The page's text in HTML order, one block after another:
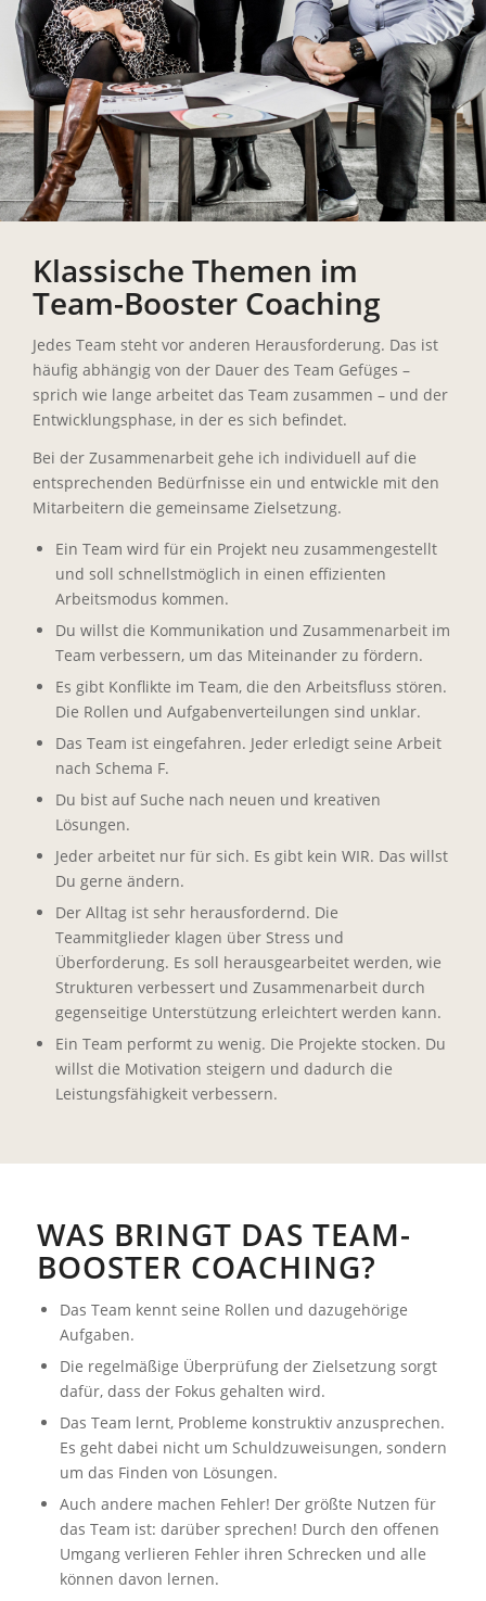
Klassische Themen im
Team-Booster Coaching
Jedes Team steht vor anderen Herausforderung. Das ist
häufig abhängig von der Dauer des Team Gefüges –
sprich wie lange arbeitet das Team zusammen – und der
Entwicklungsphase, in der es sich befindet.
Bei der Zusammenarbeit gehe ich individuell auf die
entsprechenden Bedürfnisse ein und entwickle mit den
Mitarbeitern die gemeinsame Zielsetzung.
Ein Team wird für ein Projekt neu zusammengestellt
und soll schnellstmöglich in einen effizienten
Arbeitsmodus kommen.
Du willst die Kommunikation und Zusammenarbeit im
Team verbessern, um das Miteinander zu fördern.
Es gibt Konflikte im Team, die den Arbeitsfluss stören.
Die Rollen und Aufgabenverteilungen sind unklar.
Das Team ist eingefahren. Jeder erledigt seine Arbeit
nach Schema F.
Du bist auf Suche nach neuen und kreativen
Lösungen.
Jeder arbeitet nur für sich. Es gibt kein WIR. Das willst
Du gerne ändern.
Der Alltag ist sehr herausfordernd. Die
Teammitglieder klagen über Stress und
Überforderung. Es soll herausgearbeitet werden, wie
Strukturen verbessert und Zusammenarbeit durch
gegenseitige Unterstützung erleichtert werden kann.
Ein Team performt zu wenig. Die Projekte stocken. Du
willst die Motivation steigern und dadurch die
Leistungsfähigkeit verbessern.
WAS BRINGT DAS TEAM-
BOOSTER COACHING?
Das Team kennt seine Rollen und dazugehörige
Aufgaben.
Die regelmäßige Überprüfung der Zielsetzung sorgt
dafür, dass der Fokus gehalten wird.
Das Team lernt, Probleme konstruktiv anzusprechen.
Es geht dabei nicht um Schuldzuweisungen, sondern
um das Finden von Lösungen.
Auch andere machen Fehler! Der größte Nutzen für
das Team ist: darüber sprechen! Durch den offenen
Umgang verlieren Fehler ihren Schrecken und alle
können davon lernen.